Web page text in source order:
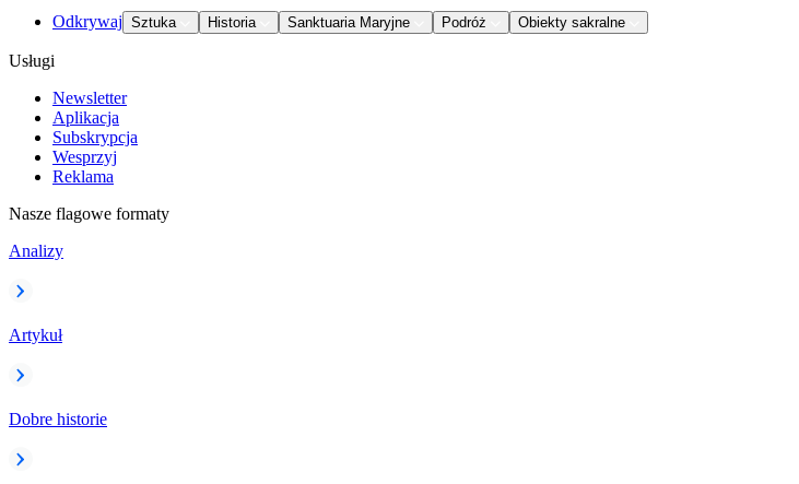
Odkrywaj Sztuka Historia Sanktuaria Maryjne Podróż Obiekty sakralne
Usługi
Newsletter
Aplikacja
Subskrypcja
Wesprzyj
Reklama
Nasze flagowe formaty
Analizy
Artykuł
Dobre historie